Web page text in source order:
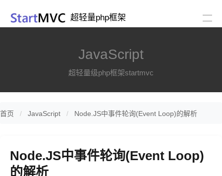
超轻量php框架
JavaScript
超轻量级php框架startmvc
首页 JavaScript Node.JS中事件轮询(Event Loop)的解析
Node.JS中事件轮询(Event Loop)
的解析